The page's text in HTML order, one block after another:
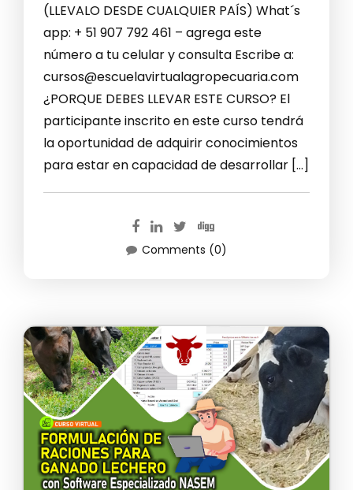
(LLEVALO DESDE CUALQUIER PAÍS) What´s
app: + 51 907 792 461 – agrega este
número a tu celular y consulta Escribe a:
cursos@escuelavirtualagropecuaria.com
¿PORQUE DEBES LLEVAR ESTE CURSO? El
participante inscrito en este curso tendrá
la oportunidad de adquirir conocimientos
para estar en capacidad de desarrollar […]
Comments (0)